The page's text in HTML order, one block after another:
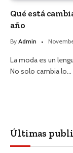
Qué está
año
By Admin
La moda es un
No solo cambia lo…
Últimas